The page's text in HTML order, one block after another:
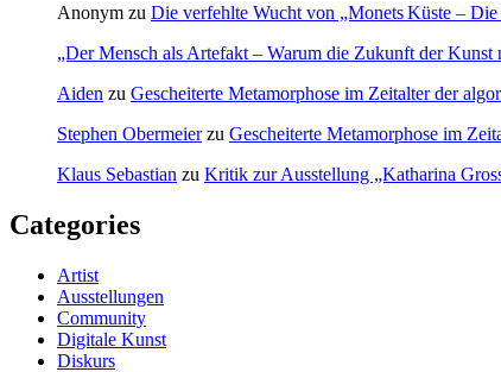
Anonym zu Die verfehlte Wucht von „Monets Küste –
„Der Mensch als Artefakt – Warum die Zukunft der
Aiden zu Gescheiterte Metamorphose im Zeitalter der
Stephen Obermeierzu Gescheiterte Metamorphose im
Klaus Sebastian zu Kritik zur Ausstellung „Katharina
Categories
Artist
Ausstellungen
Community
Digitale Kunst
Diskurs